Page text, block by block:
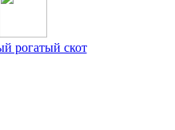
рогатый скот